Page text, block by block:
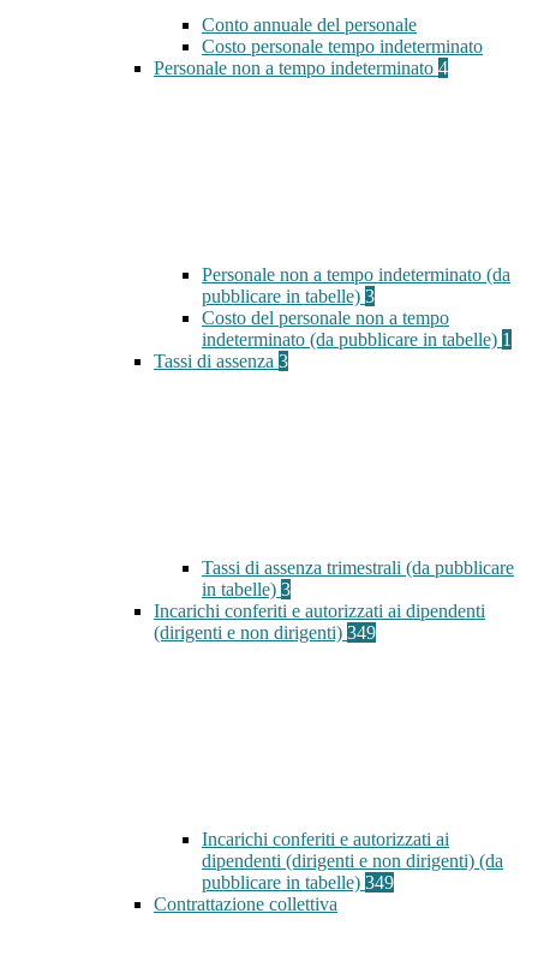
Conto annuale del personale
Costo personale tempo indeterminato
Personale non a tempo indeterminato 4
Personale non a tempo indeterminato (da
pubblicare in tabelle) 3
Costo del personale non a tempo
indeterminato (da pubblicare in tabelle) 1
Tassi di assenza 3
Tassi di assenza trimestrali (da pubblicare
in tabelle) 3
Incarichi conferiti e autorizzati ai dipendenti
(dirigenti e non dirigenti) 349
Incarichi conferiti e autorizzati ai
dipendenti (dirigenti e non dirigenti) (da
pubblicare in tabelle) 349
Contrattazione collettiva